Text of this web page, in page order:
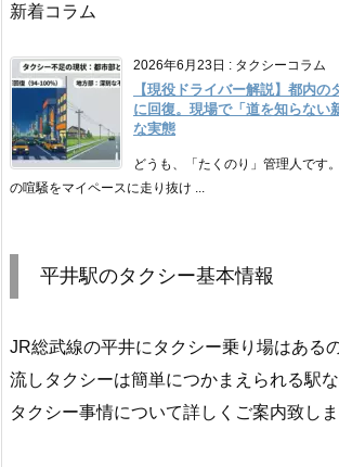
新着コラム
2026年6月23日 : タクシーコラム
【現役ドライバー解説】都内
に回復。現場で「道を知らない
な実態
どうも、「たくのり」管理人です
の喧騒をマイペースに走り抜け ...
平井駅のタクシー基本情報
JR総武線の平井にタクシー乗り場はある
流しタクシーは簡単につかまえられる駅
タクシー事情について詳しくご案内致しま